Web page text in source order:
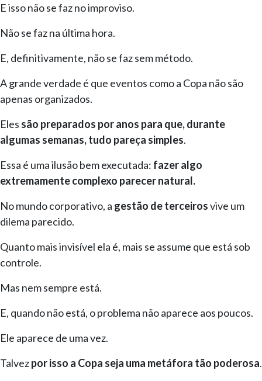
E isso não se faz no improviso.
Não se faz na última hora.
E, definitivamente, não se faz sem método.
A grande verdade é que eventos como a Copa não são
apenas organizados.
Eles são preparados por anos para que, durante
algumas semanas, tudo pareça simples.
Essa é uma ilusão bem executada: fazer algo
extremamente complexo parecer natural.
No mundo corporativo, a gestão de terceirosvive um
dilema parecido.
Quanto mais invisível ela é, mais se assume que está sob
controle.
Mas nem sempre está.
E, quando não está, o problema não aparece aos poucos.
Ele aparece de uma vez.
Talvezpor isso a Copa seja uma metáfora tão poderosa.